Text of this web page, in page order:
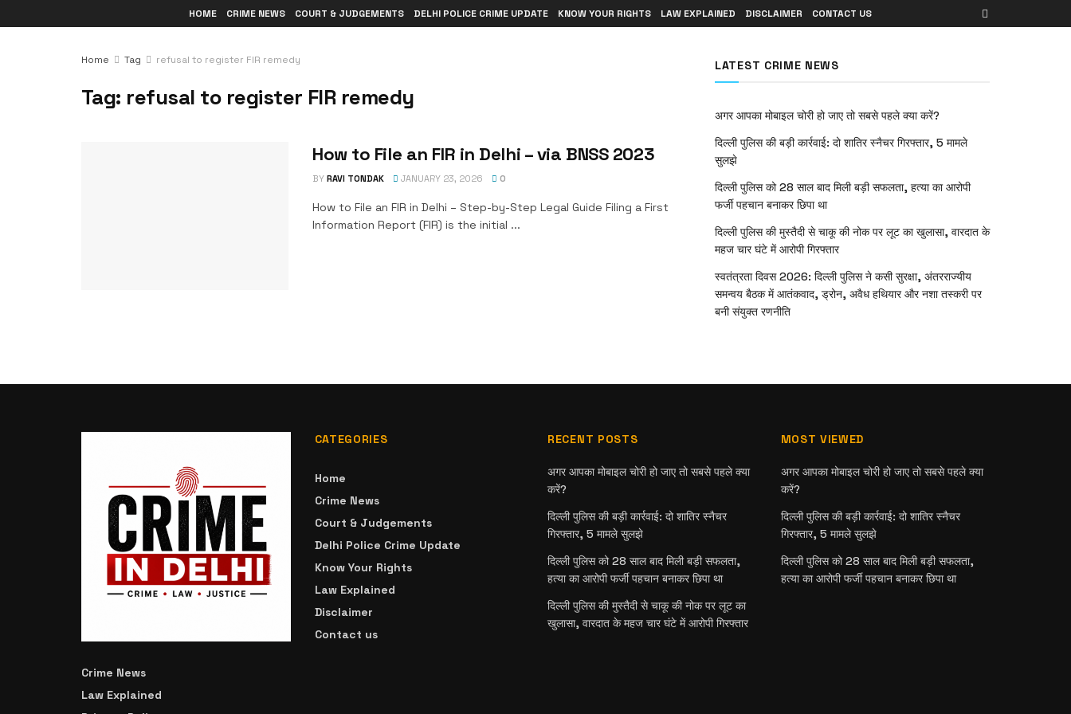
HOME CRIME NEWS COURT & JUDGEMENTS DELHI POLICE CRIME UPDATE KNOW YOUR RIGHTS LAW EXPLAINED DISCLAIMER CONTACT US
Home Tag refusal to register FIR remedy
Tag: refusal to register FIR remedy
How to File an FIR in Delhi – via BNSS 2023
BY RAVI TONDAK JANUARY 23, 2026 0
How to File an FIR in Delhi – Step-by-Step Legal Guide Filing a First
Information Report (FIR) is the initial ...
LATEST CRIME NEWS
अगर आपका मोबाइल चोरी हो जाए तो सबसे पहले क्या करें?
दिल्ली पुलिस की बड़ी कार्रवाई: दो शातिर स्नैचर गिरफ्तार, 5 मामले
सुलझे
दिल्ली पुलिस को 28 साल बाद मिली बड़ी सफलता, हत्या का आरोपी
फर्जी पहचान बनाकर छिपा था
दिल्ली पुलिस की मुस्तैदी से चाकू की नोक पर लूट का खुलासा, वारदात के
महज चार घंटे में आरोपी गिरफ्तार
स्वतंत्रता दिवस 2026: दिल्ली पुलिस ने कसी सुरक्षा, अंतरराज्यीय
समन्वय बैठक में आतंकवाद, ड्रोन, अवैध हथियार और नशा तस्करी पर
बनी संयुक्त रणनीति
Crime News
Law Explained
CATEGORIES
Home
Crime News
Court & Judgements
Delhi Police Crime Update
Know Your Rights
Law Explained
Disclaimer
Contact us
RECENT POSTS
अगर आपका मोबाइल चोरी हो जाए तो सबसे पहले क्या
करें?
दिल्ली पुलिस की बड़ी कार्रवाई: दो शातिर स्नैचर
गिरफ्तार, 5 मामले सुलझे
दिल्ली पुलिस को 28 साल बाद मिली बड़ी सफलता,
हत्या का आरोपी फर्जी पहचान बनाकर छिपा था
दिल्ली पुलिस की मुस्तैदी से चाकू की नोक पर लूट का
खुलासा, वारदात के महज चार घंटे में आरोपी गिरफ्तार
MOST VIEWED
अगर आपका मोबाइल चोरी हो जाए तो सबसे पहले क्या
करें?
दिल्ली पुलिस की बड़ी कार्रवाई: दो शातिर स्नैचर
गिरफ्तार, 5 मामले सुलझे
दिल्ली पुलिस को 28 साल बाद मिली बड़ी सफलता,
हत्या का आरोपी फर्जी पहचान बनाकर छिपा था